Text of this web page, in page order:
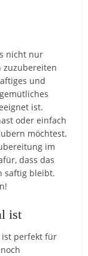
nicht nur
zuzubereiten
und
ist.
oder einfach
möchtest.
im
dass das
saftig bleibt.
ist
ist perfekt für